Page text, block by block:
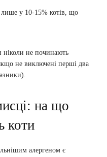
лише у 10-15% котів, що
ніколи не починають
не виключені перші два
на що
коти
алергеном є